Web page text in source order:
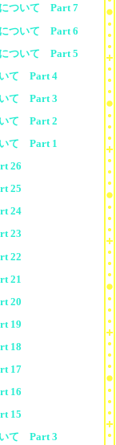
について Part 7
について Part 6
について Part 5
いて Part 4
いて Part 3
いて Part 2
いて Part 1
26
25
24
23
22
21
20
19
18
17
16
15
いて Part 3